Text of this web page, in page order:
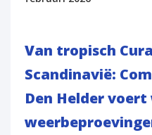
Van tropisch
Scandinavië:
Den Helder